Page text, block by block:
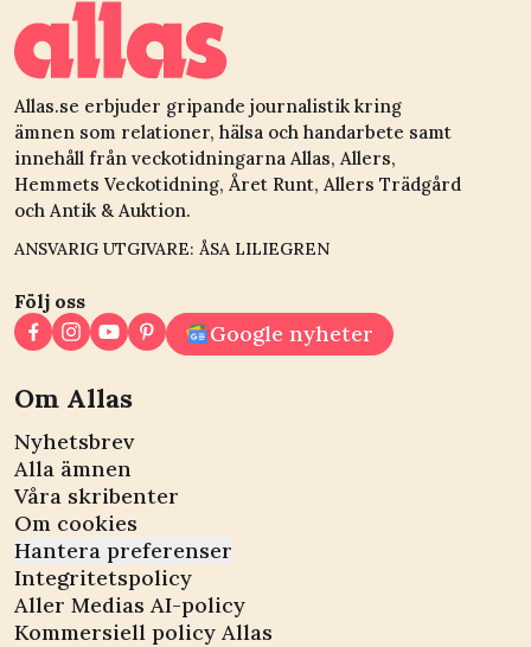
Allas.se erbjuder gripande journalistik kring
ämnen som relationer, hälsa och handarbete samt
innehåll från veckotidningarna Allas, Allers,
Hemmets Veckotidning, Året Runt, Allers Trädgård
och Antik & Auktion.
ANSVARIG UTGIVARE: ÅSA LILIEGREN
Följ oss
Google nyheter
Om Allas
Nyhetsbrev
Alla ämnen
Våra skribenter
Om cookies
Hantera preferenser
Integritetspolicy
Aller Medias AI-policy
Kommersiell policy Allas